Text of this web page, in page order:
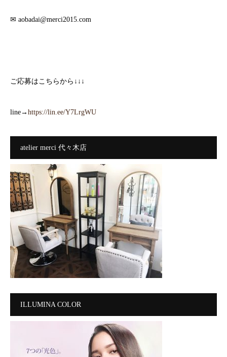
✉︎ aobadai@merci2015.com
ご応募はこちらから↓↓↓
line→ https://lin.ee/Y7LrgWU
atelier merci 代々木店
ILLUMINA COLOR